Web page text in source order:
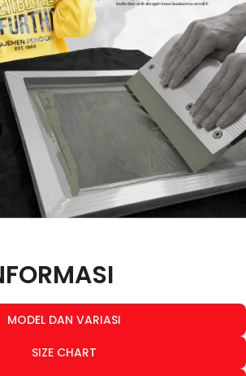
MODEL DAN VARIASI
SIZE CHART